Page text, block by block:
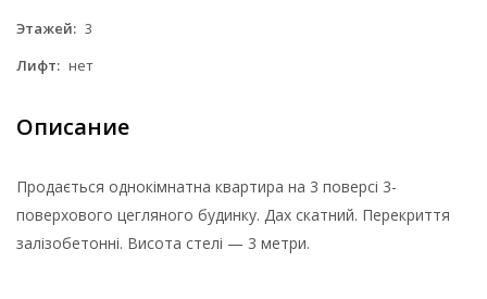
Этажей: 3
Лифт: нет
Описание
Продається однокімнатна квартира на 3 поверсі 3-
поверхового цегляного будинку. Дах скатний. Перекриття
залізобетонні. Висота стелі — 3 метри.